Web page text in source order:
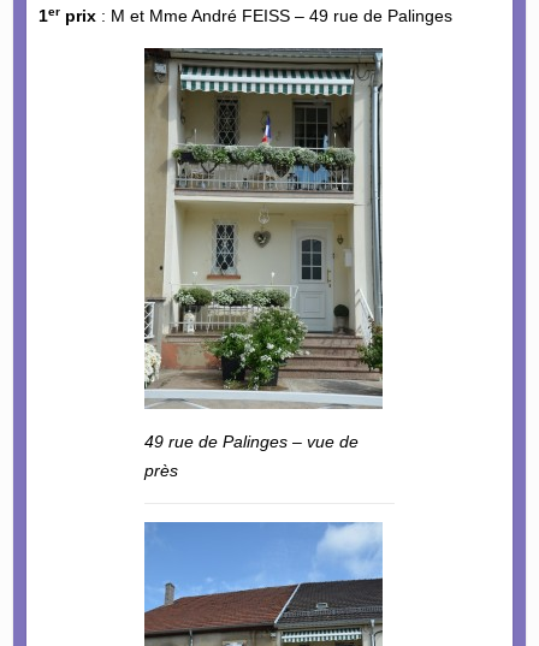
1erprix: M et Mme André FEISS – 49 rue de Palinges
49 rue de Palinges – vue de
près